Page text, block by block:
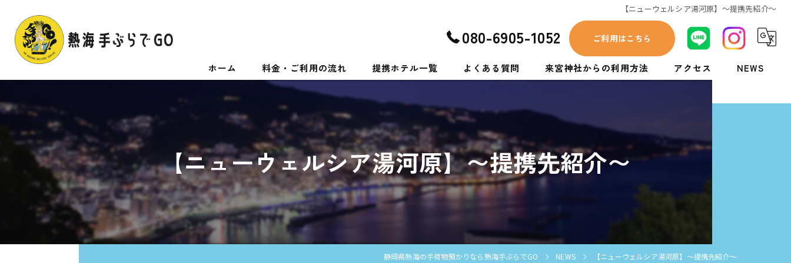
【ニューウェルシア湯河原】〜提携先紹介〜
080-6905-1052 ご利用はこちら
ホーム 料金・ご利用の流れ 提携ホテル一覧 よくある質問 来宮神社からの利用方法 アクセス NEWS
【ニューウェルシア湯河原】〜提携先紹介〜
静岡県熱海の手荷物預かりなら熱海手ぶらでGO NEWS 【ニューウェルシア湯河原】〜提携先紹介〜